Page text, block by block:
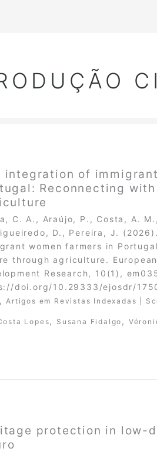
integration of
Reconnecting
C. A., Araújo, P., Costa, A.
D., Pereira, J.
women farmers in
through agriculture.
Research, 10(1),
doi.org/10.29333/ejosdr/
Artigos em Revistas Indexadas |
Lopes , Susana Fidalgo ,
protection in low-